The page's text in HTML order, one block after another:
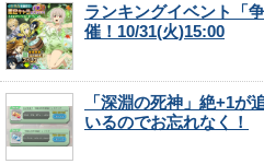
ランキングイベント「
催！10/31(火)15:00
「深淵の死神」絶+1が
いるのでお忘れなく！